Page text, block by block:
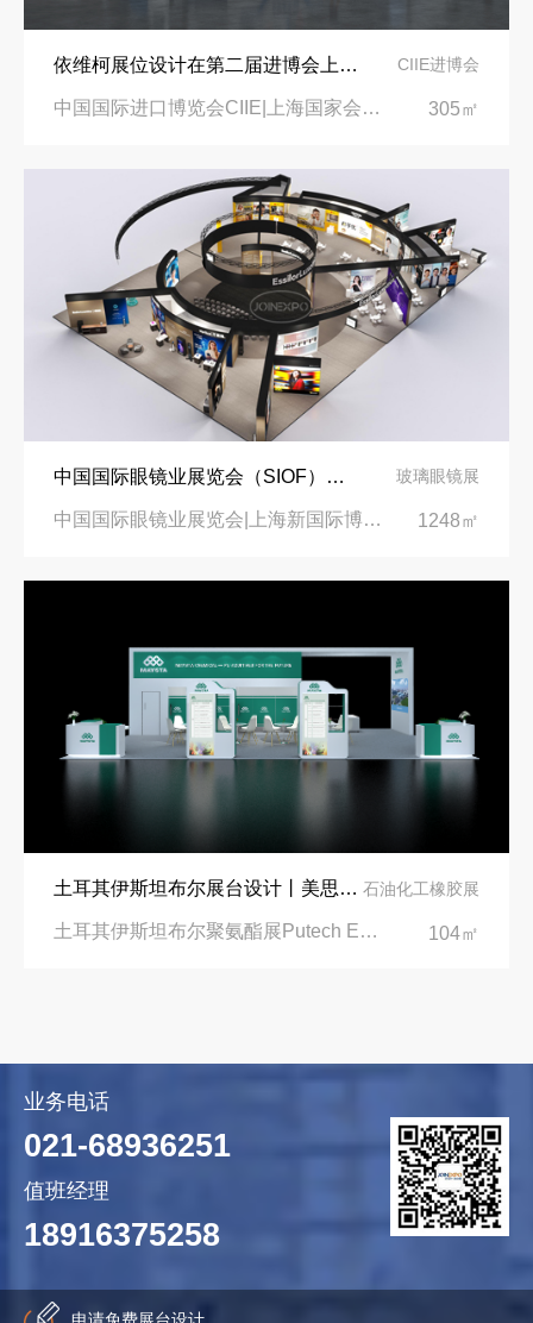
依维柯展位设计在第二届进博会上吸引万千瞩目 CIIE进博会
中国国际进口博览会CIIE|上海国家会展中心 305㎡
中国国际眼镜业展览会（SIOF）‌展台设计搭建-眼镜业巨头依视路陆逊梯卡 玻璃眼镜展
中国国际眼镜业展览会|上海新国际博览中心‌ 1248㎡
土耳其伊斯坦布尔展台设计丨美思德创新产品，打造聚氨酯行业标杆 石油化工橡胶展
土耳其伊斯坦布尔聚氨酯展Putech Eurasia|土耳其国际会展中心 104㎡
业务电话
021-68936251
值班经理
18916375258